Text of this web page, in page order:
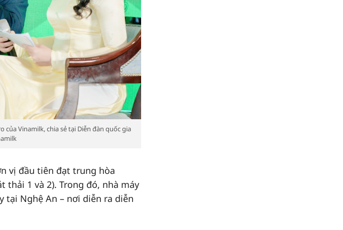
Vinamilk, chia sẻ tại Diễn đàn quốc gia
vị đầu tiên đạt trung hòa
thải 1 và 2). Trong đó, nhà máy
Nghệ An – nơi diễn ra diễn